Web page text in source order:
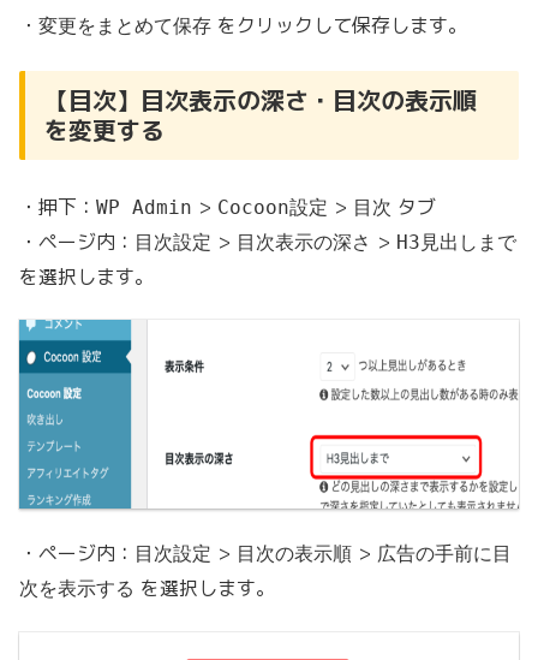
・ 変更をまとめて保存 をクリックして保存します。
【目次】目次表示の深さ・目次の表示順
を変更する
・押下： WP Admin > Cocoon設定 > 目次 タブ
・ページ内： 目次設定 > 目次表示の深さ > H3見出しまで
を選択します。
・ページ内： 目次設定 > 目次の表示順 > 広告の手前に目
次を表示する を選択します。